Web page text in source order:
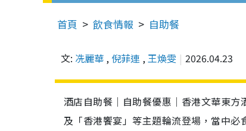
首頁 飲食情報 自助餐
文: 冼麗華 , 倪菲連 ,王煥雯 2026.04.23
酒店自助餐｜自助餐優惠｜香港文華東
及「香港饗宴」等主題輪流登場，當中